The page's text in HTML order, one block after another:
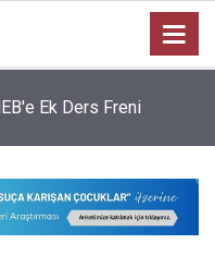
Ek Ders Freni